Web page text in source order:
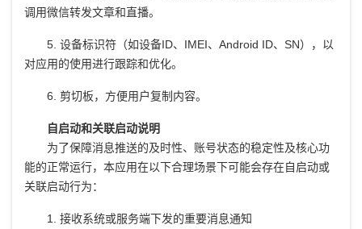
调用微信转发文章和直播。
5. 设备标识符（如设备ID、IMEI、Android ID、SN），以
对应用的使用进行跟踪和优化。
6. 剪切板，方便用户复制内容。
自启动和关联启动说明
为了保障消息推送的及时性、账号状态的稳定性及核心功
能的正常运行，本应用在以下合理场景下可能会存在自启动或
关联启动行为：
1. 接收系统或服务端下发的重要消息通知